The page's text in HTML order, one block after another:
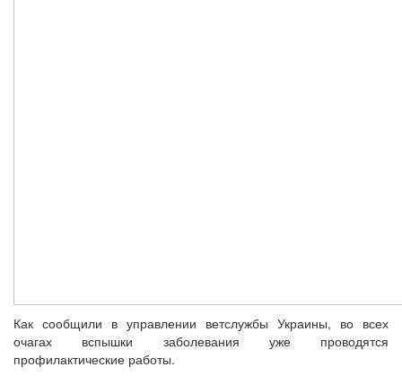
Как сообщили в управлении ветслужбы Украины, во всех
очагах вспышки заболевания уже проводятся
профилактические работы.